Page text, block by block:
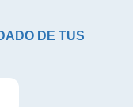
DE TUS